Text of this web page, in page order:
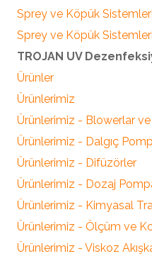
Sprey ve Köpük Sistemleri
Sprey ve Köpük Sistemleri
TROJAN UV
Ürünler
Ürünlerimiz
Ürünlerimiz - Blowerlar ve
Ürünlerimiz - Dalgıç
Ürünlerimiz - Difüzörler
Ürünlerimiz - Dozaj
Ürünlerimiz - Kimyasal
Ürünlerimiz - Ölçüm ve
Ürünlerimiz - Viskoz